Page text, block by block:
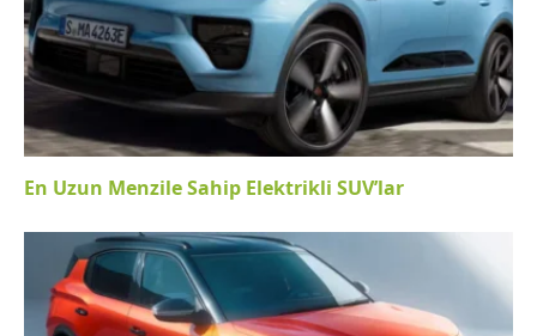
En Uzun Menzile Sahip Elektrikli SUV’lar